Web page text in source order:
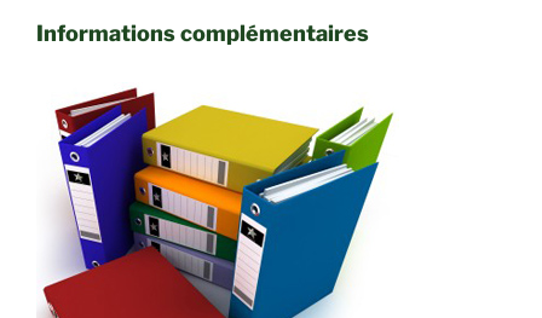
Informations complémentaires